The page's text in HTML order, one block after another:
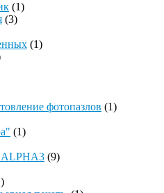
(1)
(3)
(1)
фотопазлов (1)
(1)
ALPHA3 (9)